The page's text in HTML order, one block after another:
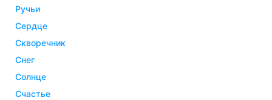
ручьи
сердце
скворечник
снег
солнце
счастье